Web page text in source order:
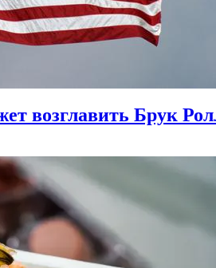
возглавить Брук